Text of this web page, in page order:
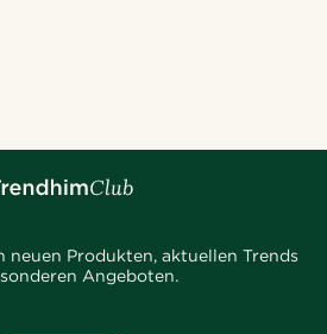
neuen Produkten, aktuellen Trends
Angeboten.